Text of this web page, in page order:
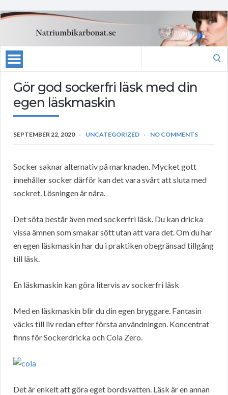
Gör god sockerfri läsk med din
egen läskmaskin
SEPTEMBER 22, 2020 UNCATEGORIZED NO COMMENTS
Socker saknar alternativ på marknaden. Mycket gott
innehåller socker därför kan det vara svårt att sluta med
sockret. Lösningen är nära.
Det söta består även med sockerfri läsk. Du kan dricka
vissa ämnen som smakar sött utan att vara det. Om du har
en egen läskmaskin har du i praktiken obegränsad tillgång
till läsk.
En läskmaskin kan göra litervis av sockerfri läsk
Med en läskmaskin blir du din egen bryggare. Fantasin
väcks till liv redan efter första användningen. Koncentrat
finns för Sockerdricka och Cola Zero.
Det är enkelt att göra eget bordsvatten. Läsk är en annan